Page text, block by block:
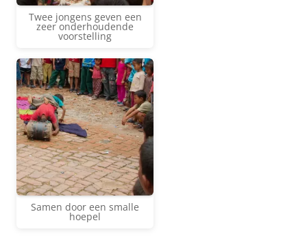
Twee jongens geven een
zeer onderhoudende
voorstelling
Samen door een smalle
hoepel